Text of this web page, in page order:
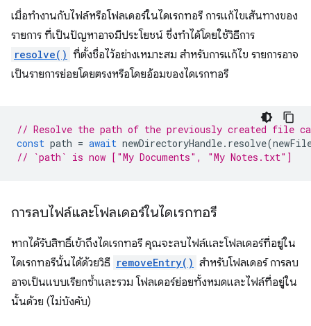
เมื่อทำงานกับไฟล์หรือโฟลเดอร์ในไดเรกทอรี การแก้ไขเส้นทางของ
รายการ ที่เป็นปัญหาอาจมีประโยชน์ ซึ่งทำได้โดยใช้วิธีการ
resolve() ที่ตั้งชื่อไว้อย่างเหมาะสม สำหรับการแก้ไข รายการอาจ
เป็นรายการย่อยโดยตรงหรือโดยอ้อมของไดเรกทอรี
// Resolve the path of the previously created file
const path = await newDirectoryHandle. resolve(
// `path` is now ["My Documents", "My Notes.txt"]
การลบไฟล์และโฟลเดอร์ในไดเรกทอรี
หากได้รับสิทธิ์เข้าถึงไดเรกทอรี คุณจะลบไฟล์และโฟลเดอร์ที่อยู่ใน
ไดเรกทอรีนั้นได้ด้วยวิธี removeEntry() สำหรับโฟลเดอร์ การลบ
อาจเป็นแบบเรียกซ้ำและรวม โฟลเดอร์ย่อยทั้งหมดและไฟล์ที่อยู่ใน
นั้นด้วย (ไม่บังคับ)